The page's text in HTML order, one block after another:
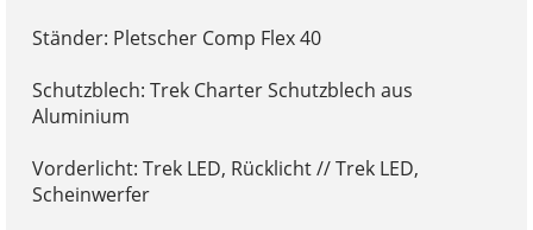
Ständer: Pletscher Comp Flex 40
Schutzblech: Trek Charter Schutzblech aus
Aluminium
Vorderlicht: Trek LED, Rücklicht // Trek LED,
Scheinwerfer